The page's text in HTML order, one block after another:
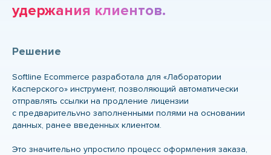
удержания клиентов.
Решение
Softline Ecommerce разработала для «Лаборатории
Касперского» инструмент, позволяющий автоматически
отправлять ссылки на продление лицензии
с предварительvно заполненными полями на основании
данных, ранее введенных клиентом.
Это значительно упростило процесс оформления заказа,